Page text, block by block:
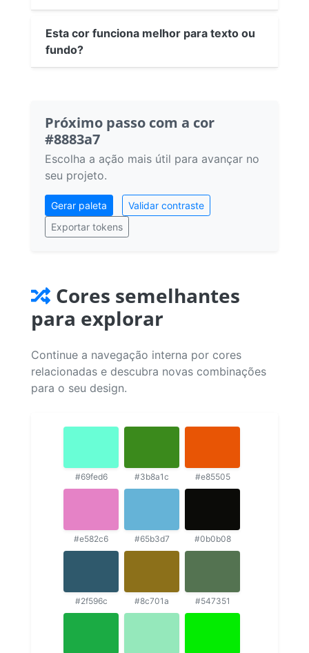
Esta cor funciona melhor para texto ou
fundo?
Próximo passo com a cor
#8883a7
Escolha a ação mais útil para avançar no
seu projeto.
Gerar paleta
Validar contraste
Exportar tokens
Cores semelhantes
para explorar
Continue a navegação interna por cores
relacionadas e descubra novas combinações
para o seu design.
#69fed6 #3b8a1c #e85505
#e582c6 #65b3d7 #0b0b08
#2f596c #8c701a #547351